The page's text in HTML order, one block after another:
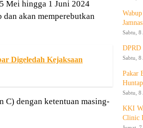
Mei hingga 1 Juni 2024
akan memperebutkan
Digeledah Kejaksaan
C) dengan ketentuan masing-
Sabtu, 8
DPRD
Sabtu, 8
Pakar
Sabtu, 8
KKI
Clinic